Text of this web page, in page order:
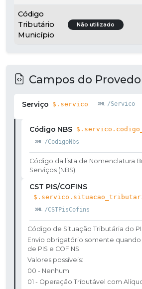
Código
Tributário
Município
Não utilizado
Campos do
Serviço $.servico /Servico
Código NBS
/CodigoNbs
Código da lista de Nomenclatura
Serviços (NBS)
CST PIS/COFINS
/CSTPisCofins
Código de Situação Tributária do
Envio obrigatório somente
de PIS e COFINS.
Valores possíveis:
00 - Nenhum;​
01 - Operação Tributável com